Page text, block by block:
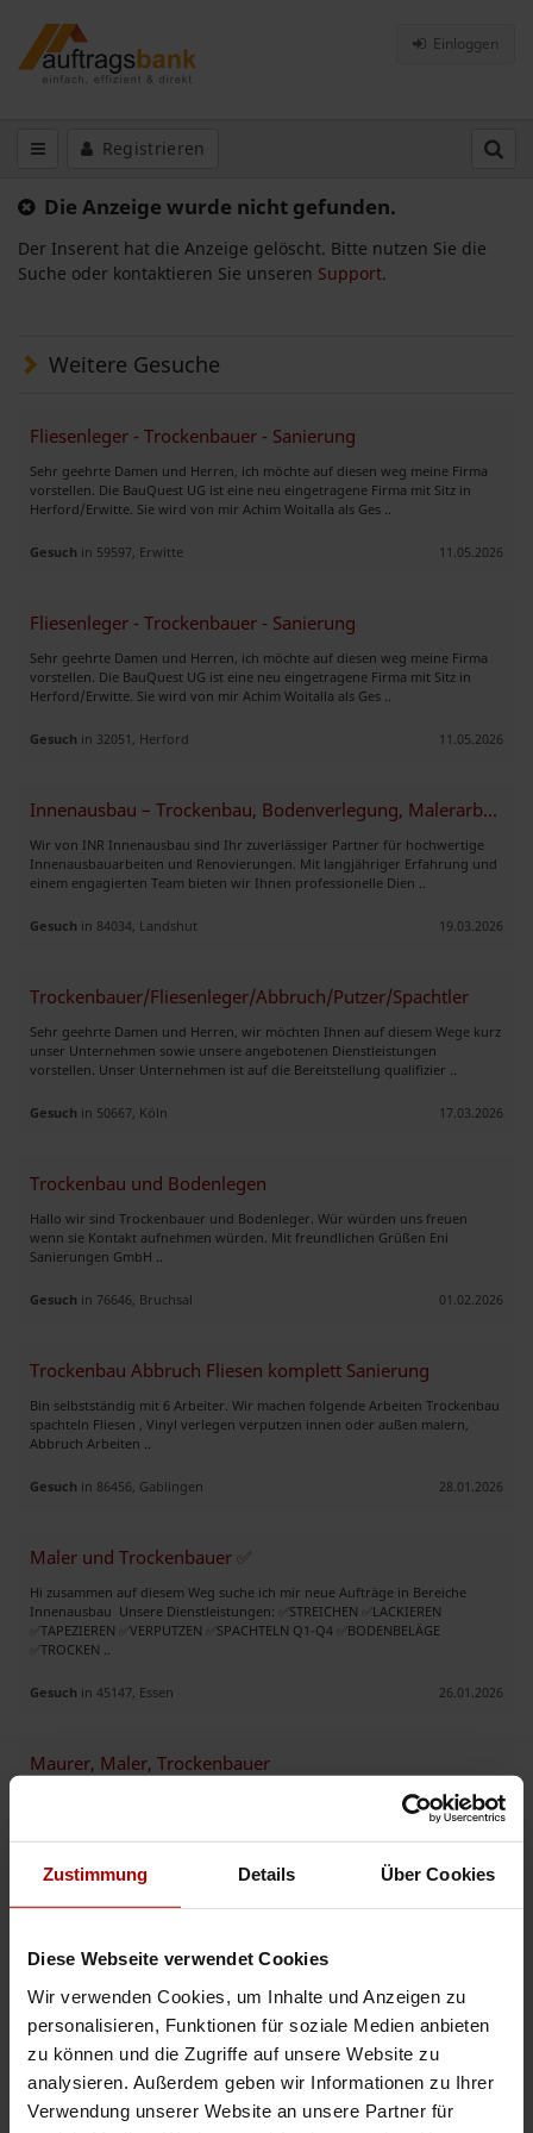
Zustimmung Details Über Cookies
Diese Webseite verwendet Cookies
Wir verwenden Cookies, um Inhalte und Anzeigen zu
personalisieren, Funktionen für soziale Medien anbieten
zu können und die Zugriffe auf unsere Website zu
analysieren. Außerdem geben wir Informationen zu Ihrer
Verwendung unserer Website an unsere Partner für
Einloggen
Registrieren
Die Anzeige wurde nicht gefunden.
Der Inserent hat die Anzeige gelöscht. Bitte nutzen Sie die
Suche oder kontaktieren Sie unseren Support.
Weitere Gesuche
Fliesenleger - Trockenbauer - Sanierung
Sehr geehrte Damen und Herren, ich möchte auf diesen weg meine Firma
vorstellen. Die BauQuest UG ist eine neu eingetragene Firma mit Sitz in
Herford/Erwitte. Sie wird von mir Achim Woitalla als Ges ..
Gesuch in 59597, Erwitte 11.05.2026
Fliesenleger - Trockenbauer - Sanierung
Sehr geehrte Damen und Herren, ich möchte auf diesen weg meine Firma
vorstellen. Die BauQuest UG ist eine neu eingetragene Firma mit Sitz in
Herford/Erwitte. Sie wird von mir Achim Woitalla als Ges ..
Gesuch in 32051, Herford 11.05.2026
Innenausbau – Trockenbau, Bodenverlegung, Malerarbeiten
Wir von INR Innenausbau sind Ihr zuverlässiger Partner für hochwertige
Innenausbauarbeiten und Renovierungen. Mit langjähriger Erfahrung und
einem engagierten Team bieten wir Ihnen professionelle Dien ..
Gesuch in 84034, Landshut 19.03.2026
Trockenbauer/Fliesenleger/Abbruch/Putzer/Spachtler
Sehr geehrte Damen und Herren, wir möchten Ihnen auf diesem Wege kurz
unser Unternehmen sowie unsere angebotenen Dienstleistungen
vorstellen. Unser Unternehmen ist auf die Bereitstellung qualifizier ..
Gesuch in 50667, Köln 17.03.2026
Trockenbau und Bodenlegen
Hallo wir sind Trockenbauer und Bodenleger. Wür würden uns freuen
wenn sie Kontakt aufnehmen würden. Mit freundlichen Grüßen Eni
Sanierungen GmbH ..
Gesuch in 76646, Bruchsal 01.02.2026
Trockenbau Abbruch Fliesen komplett Sanierung
Bin selbstständig mit 6 Arbeiter. Wir machen folgende Arbeiten Trockenbau
spachteln Fliesen , Vinyl verlegen verputzen innen oder außen malern,
Abbruch Arbeiten ..
Gesuch in 86456, Gablingen 28.01.2026
Maler und Trockenbauer ✅
Hi zusammen auf diesem Weg suche ich mir neue Aufträge in Bereiche
Innenausbau ‍ Unsere Dienstleistungen: ✅️STREICHEN ✅LACKIEREN
✅TAPEZIEREN ✅VERPUTZEN ✅SPACHTELN Q1-Q4 ✅BODENBELÄGE
✅TROCKEN ..
Gesuch in 45147, Essen 26.01.2026
Maurer, Maler, Trockenbauer
Sehr geehrte Damen und Herren, Wir sind ein vielseitiges, erfahreneres
Unternehmen mit 120 Personalmitgliedern mit verschiedensten
Gesuchin Slowakei 14.01.2026
Innenausbau – Trockenbau, Bodenverlegung
Innenausbauarbeiten und Renovierungen. Mit langjähriger Erfahrung und
einem engagierten Team bieten wir Ihnen professionelle Dien ..
Gesuch in 85221, Dachau